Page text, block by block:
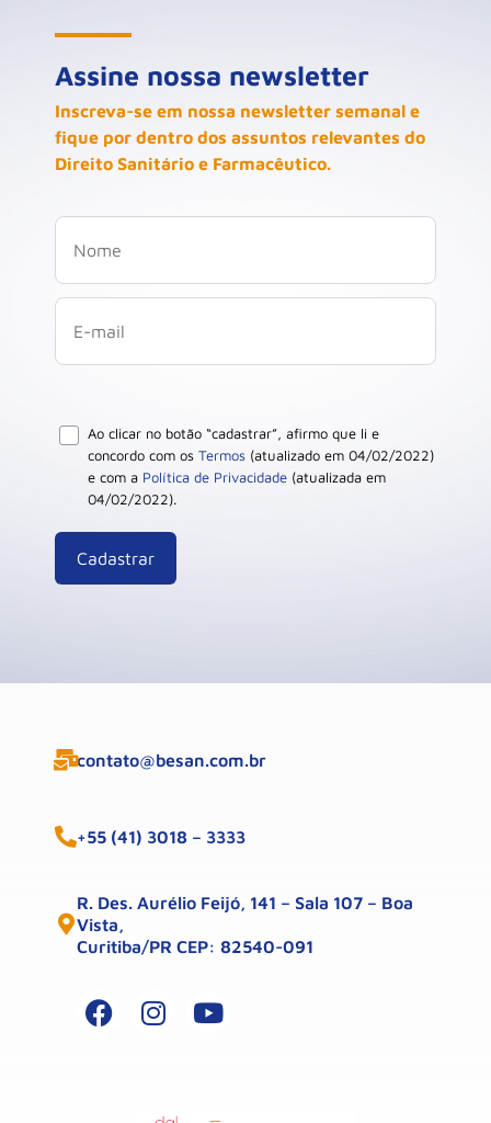
Assine nossa newsletter
Inscreva-se em nossa newsletter semanal e
fique por dentro dos assuntos relevantes do
Direito Sanitário e Farmacêutico.
Ao clicar no botão “cadastrar”, afirmo que li e
concordo com os Termos (atualizado em 04/02/2022)
e com a Política de Privacidade (atualizada em
04/02/2022).
contato@besan.com.br
+55 (41) 3018 – 3333
R. Des. Aurélio Feijó, 141 – Sala 107 – Boa
Vista,
Curitiba/PR CEP: 82540-091